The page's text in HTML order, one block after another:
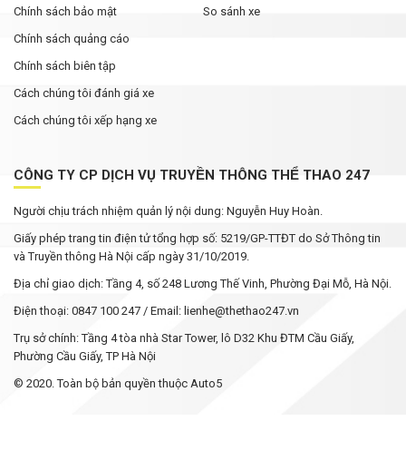
Chính sách bảo mật
Chính sách quảng cáo
Chính sách biên tập
Cách chúng tôi đánh giá xe
Cách chúng tôi xếp hạng xe
So sánh xe
CÔNG TY CP DỊCH VỤ TRUYỀN THÔNG THỂ THAO 247
Người chịu trách nhiệm quản lý nội dung: Nguyễn Huy Hoàn.
Giấy phép trang tin điện tử tổng hợp số: 5219/GP-TTĐT do Sở Thông tin
và Truyền thông Hà Nội cấp ngày 31/10/2019.
Địa chỉ giao dịch: Tầng 4, số 248 Lương Thế Vinh, Phường Đại Mỗ, Hà Nội.
Điện thoại: 0847 100 247 / Email: lienhe@thethao247.vn
Trụ sở chính: Tầng 4 tòa nhà Star Tower, lô D32 Khu ĐTM Cầu Giấy,
Phường Cầu Giấy, TP Hà Nội
© 2020. Toàn bộ bản quyền thuộc Auto5